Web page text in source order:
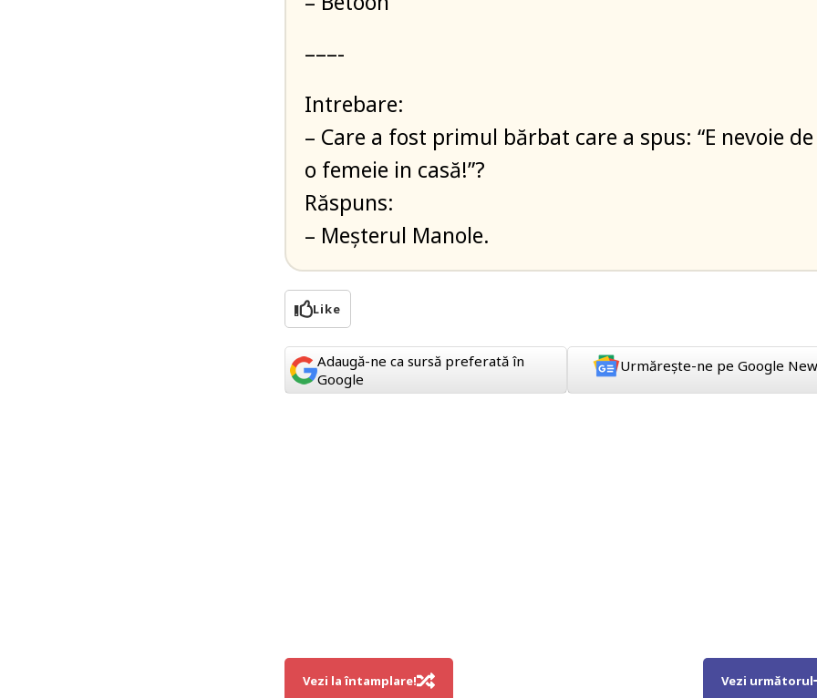
–––-
Intrebare:
– Care a fost primul bărbat care a spus: “E nevoie de
o femeie in casă!”?
Răspuns:
– Meșterul Manole.
Like
Adaugă-ne ca sursă preferată în
Google
Urmărește-ne pe Google
Vezi la întamplare! Vezi următorul